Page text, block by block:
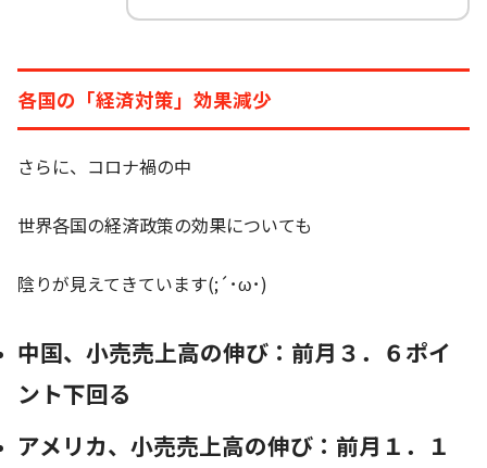
各国の「経済対策」効果減少
さらに、コロナ禍の中
世界各国の経済政策の効果についても
陰りが見えてきています(;´･ω･)
中国、小売売上高の伸び：前月３．６ポイ
ント下回る
アメリカ、小売売上高の伸び：前月１．１